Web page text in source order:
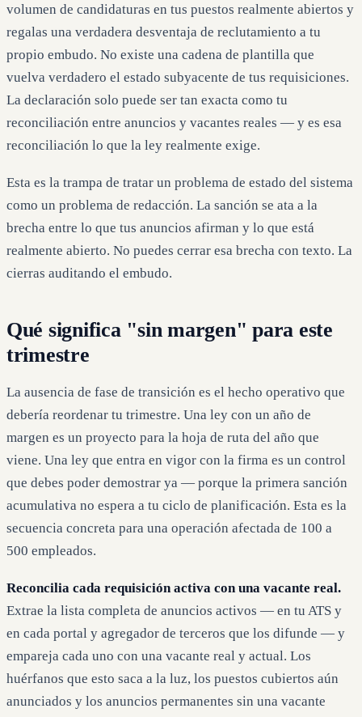
volumen de candidaturas en tus puestos realmente abiertos y
regalas una verdadera desventaja de reclutamiento a tu
propio embudo. No existe una cadena de plantilla que
vuelva verdadero el estado subyacente de tus requisiciones.
La declaración solo puede ser tan exacta como tu
reconciliación entre anuncios y vacantes reales — y es esa
reconciliación lo que la ley realmente exige.
Esta es la trampa de tratar un problema de estado del sistema
como un problema de redacción. La sanción se ata a la
brecha entre lo que tus anuncios afirman y lo que está
realmente abierto. No puedes cerrar esa brecha con texto. La
cierras auditando el embudo.
Qué significa "sin margen" para este
trimestre
La ausencia de fase de transición es el hecho operativo que
debería reordenar tu trimestre. Una ley con un año de
margen es un proyecto para la hoja de ruta del año que
viene. Una ley que entra en vigor con la firma es un control
que debes poder demostrar ya — porque la primera sanción
acumulativa no espera a tu ciclo de planificación. Esta es la
secuencia concreta para una operación afectada de 100 a
500 empleados.
Reconcilia cada requisición activa con una vacante real.
Extrae la lista completa de anuncios activos — en tu ATS y
en cada portal y agregador de terceros que los difunde — y
empareja cada uno con una vacante real y actual. Los
huérfanos que esto saca a la luz, los puestos cubiertos aún
anunciados y los anuncios permanentes sin una vacante